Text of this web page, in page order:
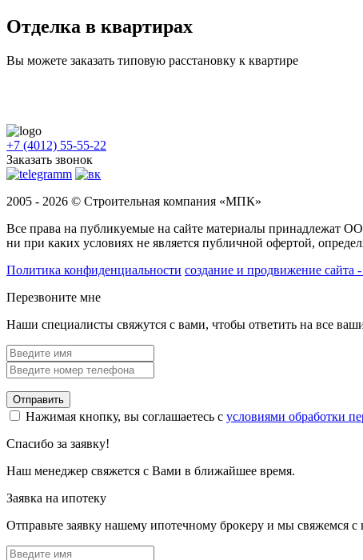
Отделка в квартирах
Вы можете заказать типовую расстановку к квартире
+7 (4012) 55-55-22
Заказать звонок
2005 - 2026 © Строительная компания «МПК»
Все права на публикуемые на сайте материалы принадлежат
ни при каких условиях не является публичной офертой,
Политика конфиденциальности создание и продвижение сайта
Перезвоните мне
Наши специалисты свяжутся с вами, чтобы ответить на все
Отправить
Нажимая кнопку, вы соглашаетесь с условиями обработки
Спасибо за заявку!
Наш менеджер свяжется с Вами в ближайшее время.
Заявка на ипотеку
Отправьте заявку нашему ипотечному брокеру и мы свяжемся